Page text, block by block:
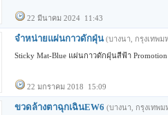
22 มีนาคม 2024 11:43
จำหน่ายแผ่นกาวดักฝุ่น (บางนา, กรุงเทพม
Sticky Mat-Blue แผ่นกาวดักฝุ่นสีฟ้า
22 มกราคม 2018 15:09
ขวดล้างตาฉุกเฉินEW6 (บางนา, กรุงเทพม